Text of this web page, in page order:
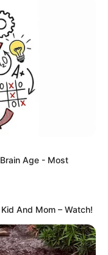
Bizi Twitter-da
86
Age - Most
And Mom – Watch!